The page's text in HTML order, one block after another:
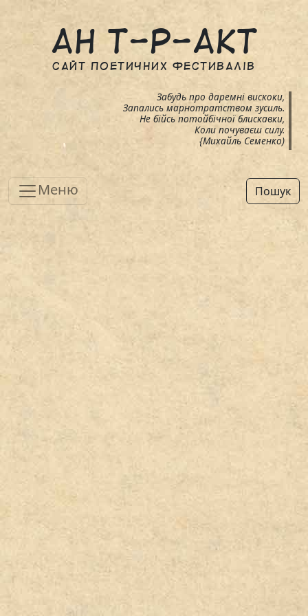
Ан т-р-акт
cайт поетичних фестивалів
Забудь про даремні вискоки,
Запались марнотратством зусиль.
Не бійсь потойбічної блискавки,
Коли почуваєш силу.
{Михайль Семенко)
Меню Пошук